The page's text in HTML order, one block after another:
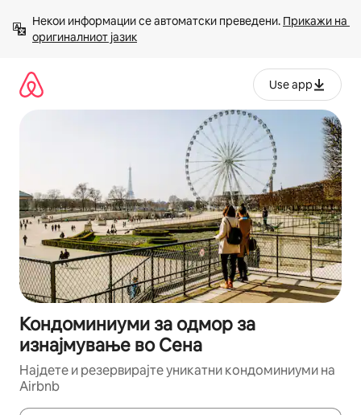
содржина
Некои информации се автоматски преведени. Прикажи на
оригиналниот јазик
Use app
Кондоминиуми за одмор за
изнајмување во Сена
Најдете и резервирајте уникатни кондоминиуми на
Airbnb